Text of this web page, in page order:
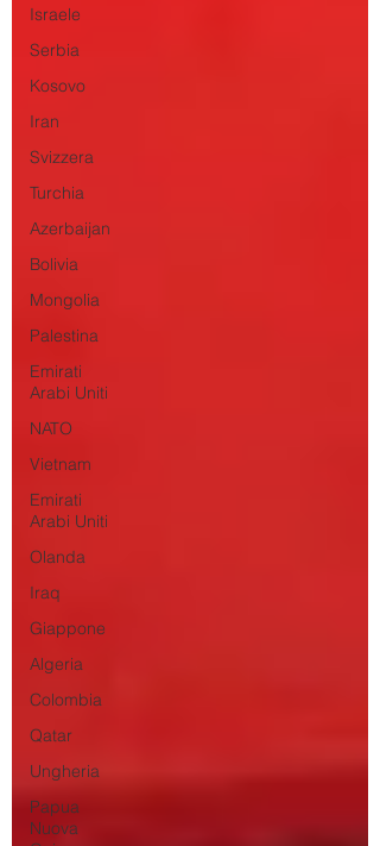
Israele
Serbia
Kosovo
Iran
Svizzera
Turchia
Azerbaijan
Bolivia
Mongolia
Palestina
Emirati
Arabi Uniti
NATO
Vietnam
Emirati
Arabi Uniti
Olanda
Iraq
Giappone
Algeria
Colombia
Qatar
Ungheria
Papua
Nuova